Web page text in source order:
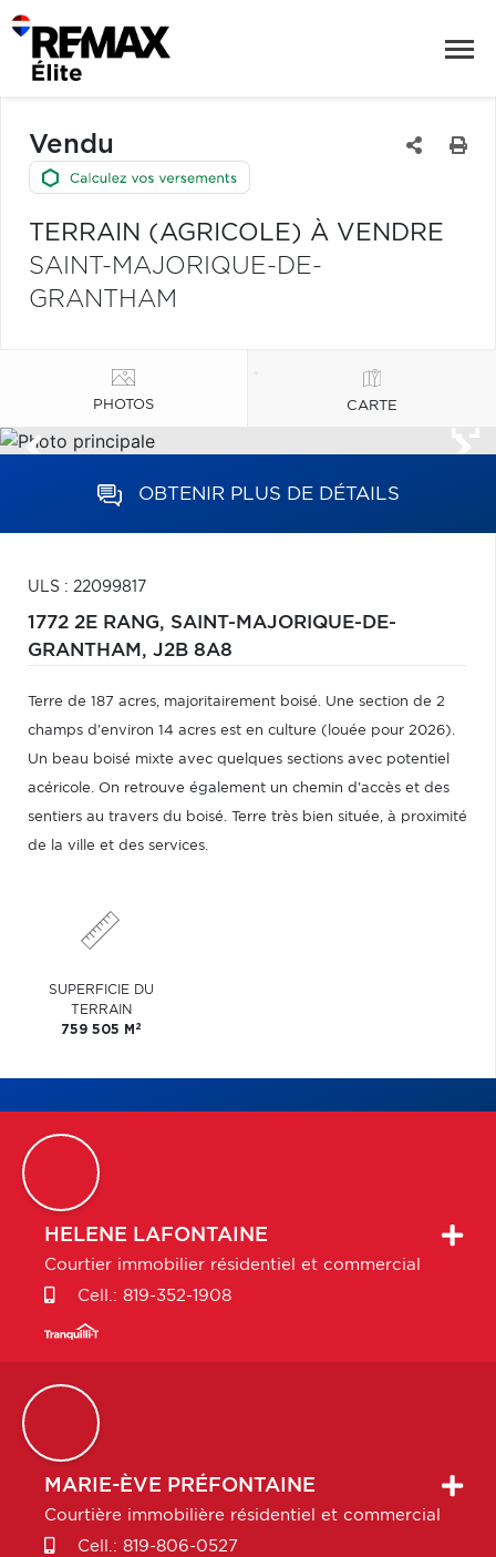
Vendu
TERRAIN (AGRICOLE) À VENDRE
SAINT-MAJORIQUE-DE-
GRANTHAM
PHOTOS CARTE
OBTENIR PLUS DE DÉTAILS
ULS : 22099817
1772 2E RANG, SAINT-MAJORIQUE-DE-
GRANTHAM, J2B 8A8
Terre de 187 acres, majoritairement boisé. Une section de 2
champs d'environ 14 acres est en culture (louée pour 2026).
Un beau boisé mixte avec quelques sections avec potentiel
acéricole. On retrouve également un chemin d'accès et des
sentiers au travers du boisé. Terre très bien située, à proximité
de la ville et des services.
SUPERFICIE DU
TERRAIN
759 505 M 2
HELENE LAFONTAINE
Courtier immobilier résidentiel et commercial
Cell.: 819-352-1908
MARIE-ÈVE PRÉFONTAINE
Courtière immobilière résidentiel et commercial
Cell.: 819-806-0527